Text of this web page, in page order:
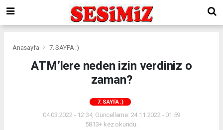
Anasayfa 7. SAYFA :)
ATM’lere neden izin verdiniz o
zaman?
7. SAYFA :)
04.03.2022 - 12:34, Güncelleme: 24.11.2022 - 01:59
5813+ kez okundu.